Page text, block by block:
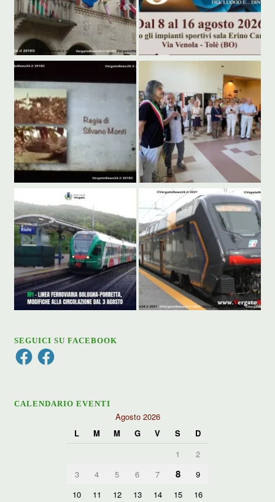
SEGUICI SU FACEBOOK
FacebookFacebook
CALENDARIO EVENTI
Agosto 2026
L
M M G V S
D
1
2
3
4 5 6 7 8
9
10
11 12 13 14 15
16